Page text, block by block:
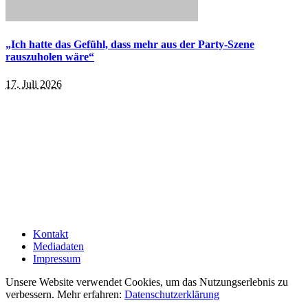
„Ich hatte das Gefühl, dass mehr aus der Party-Szene
rauszuholen wäre“
17. Juli 2026
Kontakt
Mediadaten
Impressum
Unsere Website verwendet Cookies, um das Nutzungserlebnis zu
verbessern. Mehr erfahren: Datenschutzerklärung